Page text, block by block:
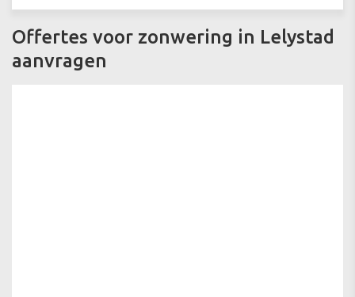
Offertes voor zonwering in Lelystad
aanvragen